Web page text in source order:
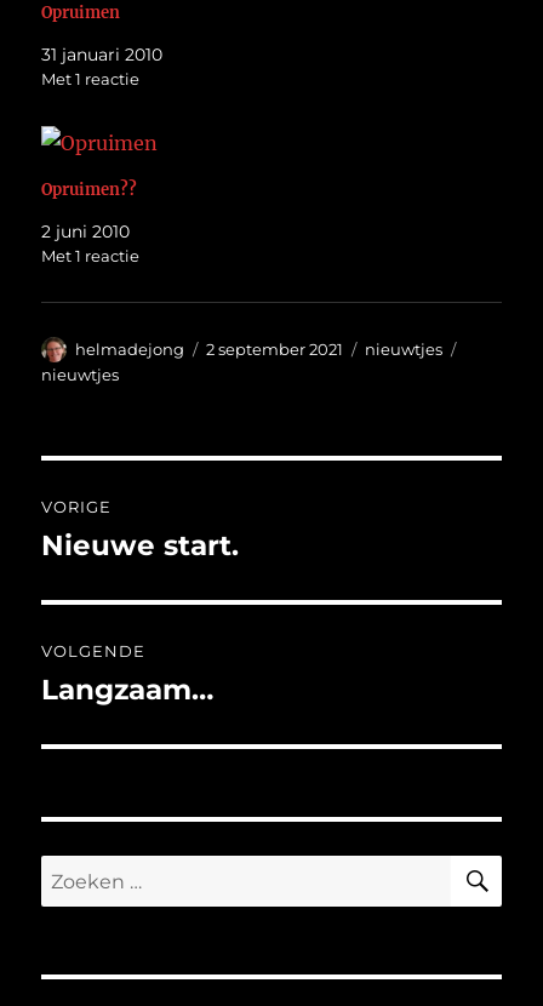
Opruimen
31 januari 2010
Met 1 reactie
Opruimen??
2 juni 2010
Met 1 reactie
Auteur
helmadejong
Geplaatst
2 september 2021 Categorieën
nieuwtjes
nieuwtjes
navigatie
VORIGE
Vorig
Nieuwe start.
VOLGENDE
Volgend
Langzaam…
Zoeken
naar: